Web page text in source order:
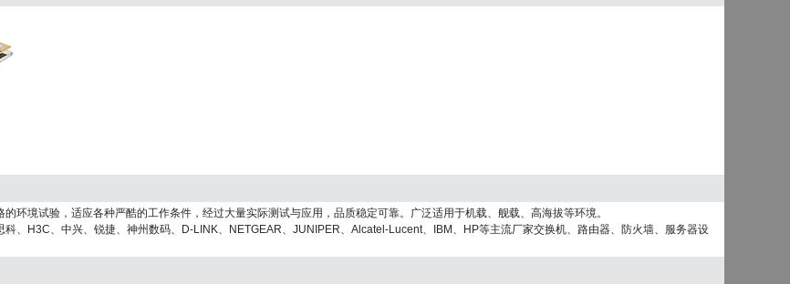
环境试验，适应各种严酷的工作条件，经过大量实际测试与应用，品质稳定可靠。广泛适用于机载、舰载、高海拔等环境。
科、H3C、中兴、锐捷、神州数码、D-LINK、NETGEAR、JUNIPER、Alcatel-Lucent、IBM、HP等主流厂家交换机、路由器、防火墙、服务器设